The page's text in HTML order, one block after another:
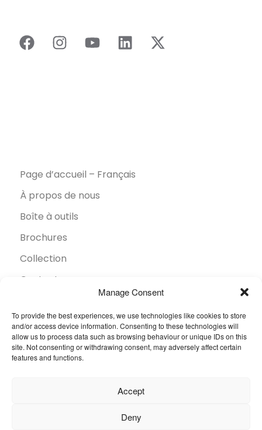
Manage Consent
To provide the best experiences, we use technologies like cookies to store
and/or access device information. Consenting to these technologies will
allow us to process data such as browsing behaviour or unique IDs on this
site. Not consenting or withdrawing consent, may adversely affect certain
features and functions.
Accept
Deny
Page d’accueil – Français
À propos de nous
Boîte à outils
Brochures
Collection
Contact
Développement durable
FAQ
Inspiration
Secteurs
© 2026 Oneflor. Tous droits réservés.